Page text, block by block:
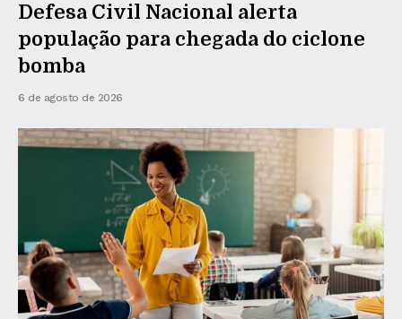
Defesa Civil Nacional alerta
população para chegada do ciclone
bomba
6 de agosto de 2026